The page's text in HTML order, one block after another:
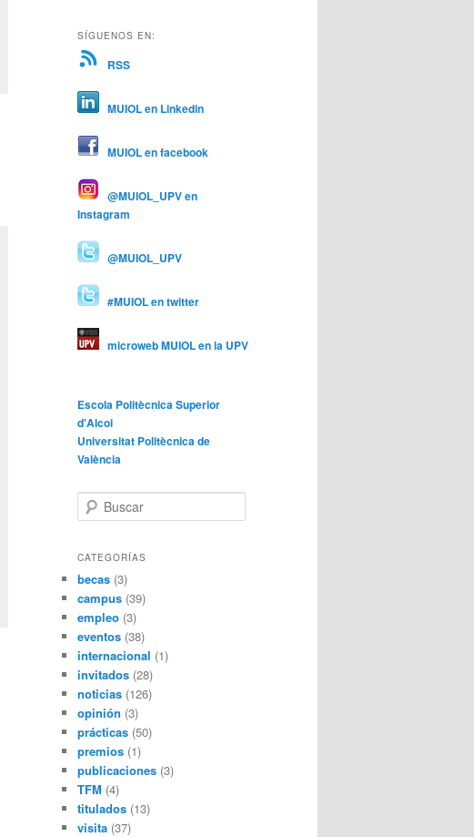
SÍGUENOS EN:
RSS
MUIOL en Linkedin
MUIOL en facebook
@MUIOL_UPV en
Instagram
@MUIOL_UPV
#MUIOL en twitter
microweb MUIOL en la UPV
Escola Politècnica Superior
d'Alcoi
Universitat Politècnica de
València
u
c
r
CATEGORÍAS
becas (3)
campus (39)
empleo (3)
eventos (38)
internacional (1)
invitados (28)
noticias (126)
opinión (3)
prácticas (50)
premios (1)
publicaciones (3)
TFM (4)
titulados (13)
visita (37)